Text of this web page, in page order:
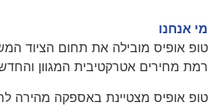
מי אנחנו
טופ אופיס מובילה את תחום הציוד
רמת מחירים אטרקטיבית המגוון
טופ אופיס מצטיינת באספקה מהירה